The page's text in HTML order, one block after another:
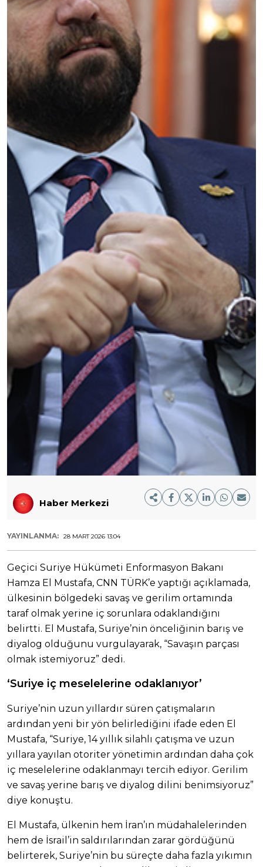
Haber Merkezi
YAYINLANMA: 28 MART 2026 13:04
Geçici Suriye Hükümeti Enformasyon Bakanı
Hamza El Mustafa, CNN TÜRK’e yaptığı açıklamada,
ülkesinin bölgedeki savaş ve gerilim ortamında
taraf olmak yerine iç sorunlara odaklandığını
belirtti. El Mustafa, Suriye’nin önceliğinin barış ve
diyalog olduğunu vurgulayarak, “Savaşın parçası
olmak istemiyoruz” dedi.
‘Suriye iç meselelerine odaklanıyor’
Suriye’nin uzun yıllardır süren çatışmaların
ardından yeni bir yön belirlediğini ifade eden El
Mustafa, “Suriye, 14 yıllık silahlı çatışma ve uzun
yıllara yayılan otoriter yönetimin ardından daha çok
iç meselelerine odaklanmayı tercih ediyor. Gerilim
ve savaş yerine barış ve diyalog dilini benimsiyoruz”
diye konuştu.
El Mustafa, ülkenin hem İran’ın müdahalelerinden
hem de İsrail’in saldırılarından zarar gördüğünü
belirterek, Suriye’nin bu süreçte daha fazla yıkımın